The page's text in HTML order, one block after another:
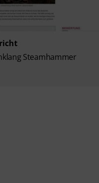
Steamhammer